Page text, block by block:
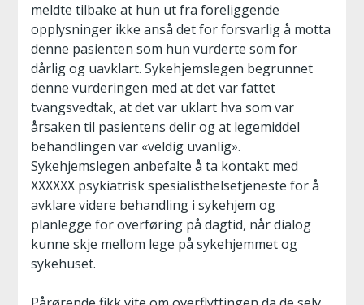
meldte tilbake at hun ut fra foreliggende
opplysninger ikke anså det for forsvarlig å motta
denne pasienten som hun vurderte som for
dårlig og uavklart. Sykehjemslegen begrunnet
denne vurderingen med at det var fattet
tvangsvedtak, at det var uklart hva som var
årsaken til pasientens delir og at legemiddel
behandlingen var «veldig uvanlig».
Sykehjemslegen anbefalte å ta kontakt med
XXXXXX psykiatrisk spesialisthelsetjeneste for å
avklare videre behandling i sykehjem og
planlegge for overføring på dagtid, når dialog
kunne skje mellom lege på sykehjemmet og
sykehuset.